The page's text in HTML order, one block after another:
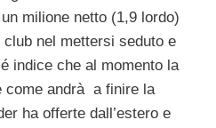
milione netto (1,9 lordo)
club nel mettersi seduto e
indice che al momento la
come andrà a finire la
ha offerte dall’estero e